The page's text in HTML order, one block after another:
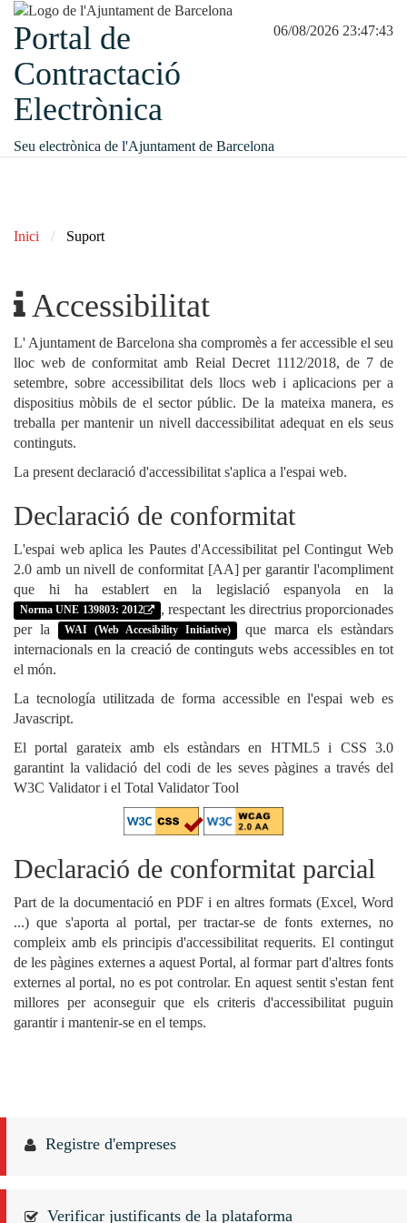
06/08/2026 23:47:43
Portal de
Contractació
Electrònica
Seu electrònica de l'Ajuntament de Barcelona
Inici Suport
Accessibilitat
L' Ajuntament de Barcelona sha compromès a fer accessible el seu
lloc web de conformitat amb Reial Decret 1112/2018, de 7 de
setembre, sobre accessibilitat dels llocs web i aplicacions per a
dispositius mòbils de el sector públic. De la mateixa manera, es
treballa per mantenir un nivell daccessibilitat adequat en els seus
continguts.
La present declaració d'accessibilitat s'aplica a l'espai web.
Declaració de conformitat
L'espai web aplica les Pautes d'Accessibilitat pel Contingut Web
2.0 amb un nivell de conformitat [AA] per garantir l'acompliment
que hi ha establert en la legislació espanyola en la
Norma UNE 139803: 2012
, respectant les directrius proporcionades
per la
WAI (Web Accesibility Initiative)
que marca els estàndars
internacionals en la creació de continguts webs accessibles en tot
el món.
La tecnología utilitzada de forma accessible en l'espai web es
Javascript.
El portal garateix amb els estàndars en HTML5 i CSS 3.0
garantint la validació del codi de les seves pàgines a través del
W3C Validator i el Total Validator Tool
Declaració de conformitat parcial
Part de la documentació en PDF i en altres formats (Excel, Word
...) que s'aporta al portal, per tractar-se de fonts externes, no
compleix amb els principis d'accessibilitat requerits. El contingut
de les pàgines externes a aquest Portal, al formar part d'altres fonts
externes al portal, no es pot controlar. En aquest sentit s'estan fent
millores per aconseguir que els criteris d'accessibilitat puguin
garantir i mantenir-se en el temps.
Registre d'empreses
Verificar justificants de la plataforma